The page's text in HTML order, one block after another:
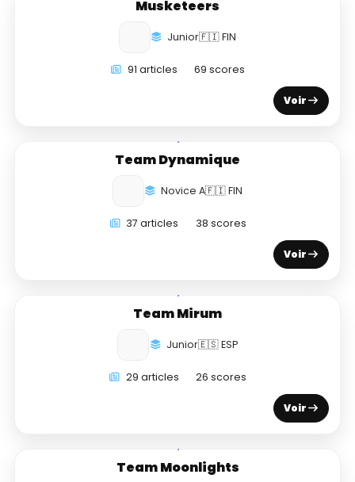
Musketeers
Junior🇫🇮 FIN
91 articles 69 scores
Voir
Team Dynamique
Novice A🇫🇮 FIN
37 articles 38 scores
Voir
Team Mirum
Junior🇪🇸 ESP
29 articles 26 scores
Voir
Team Moonlights